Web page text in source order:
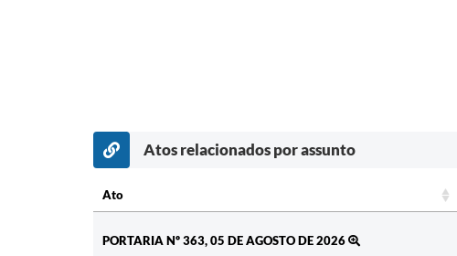
Atos relacionados por assunto
Ato
PORTARIA Nº 363, 05 DE AGOSTO DE 2026